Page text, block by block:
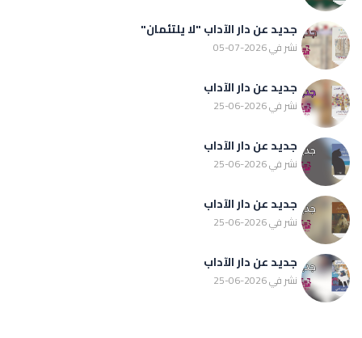
جديد عن دار الآداب "لا يلتئمان"
نشر في 2026-07-05
جديد عن دار الآداب
نشر في 2026-06-25
جديد عن دار الآداب
نشر في 2026-06-25
جديد عن دار الآداب
نشر في 2026-06-25
جديد عن دار الآداب
نشر في 2026-06-25